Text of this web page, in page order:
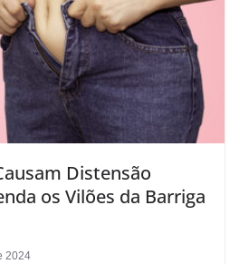
Distensão
os Vilões da Barriga
2024